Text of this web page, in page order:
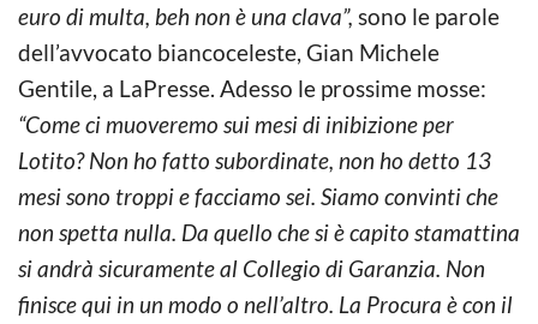
euro di multa, beh non è una clava”, sono le parole
dell’avvocato biancoceleste, Gian Michele
Gentile, a LaPresse. Adesso le prossime mosse:
“Come ci muoveremo sui mesi di inibizione per
Lotito? Non ho fatto subordinate, non ho detto 13
mesi sono troppi e facciamo sei. Siamo convinti che
non spetta nulla. Da quello che si è capito stamattina
si andrà sicuramente al Collegio di Garanzia. Non
finisce qui in un modo o nell’altro. La Procura è con il